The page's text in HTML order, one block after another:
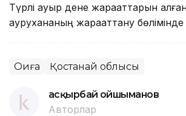
Түрлі ауыр дене жарақаттарын
аурухананың жарақаттану
Оқиға Қостанай облысы
Қасқырбай Қойшыманов
Авторлар